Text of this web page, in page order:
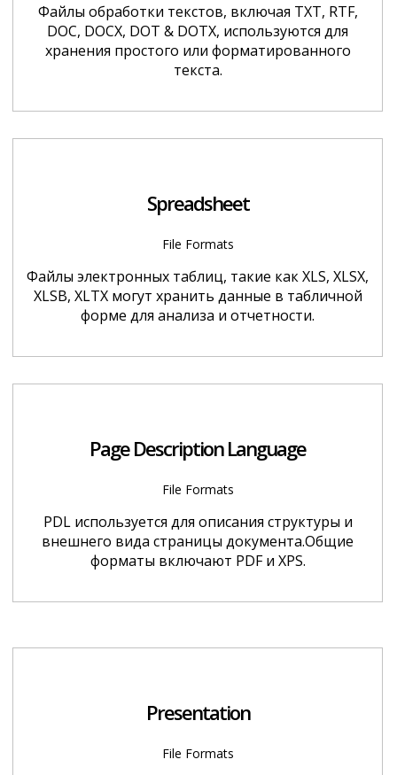
Файлы обработки текстов, включая TXT, RTF,
DOC, DOCX, DOT & DOTX, используются для
хранения простого или форматированного
текста.
Spreadsheet
File Formats
Файлы электронных таблиц, такие как XLS, XLSX,
XLSB, XLTX могут хранить данные в табличной
форме для анализа и отчетности.
Page Description Language
File Formats
PDL используется для описания структуры и
внешнего вида страницы документа.Общие
форматы включают PDF и XPS.
Presentation
File Formats